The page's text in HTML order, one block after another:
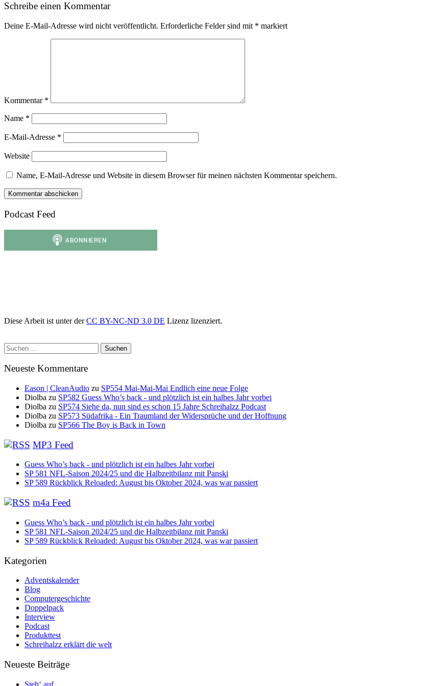
Schreibe einen Kommentar
Deine E-Mail-Adresse wird nicht veröffentlicht. Erforderliche Felder sind mit * markiert
Kommentar *
Name *
E-Mail-Adresse *
Website
Name, E-Mail-Adresse und Website in diesem Browser für meinen nächsten Kommentar speichern.
Podcast Feed
Diese Arbeit ist unter derCC BY-NC-ND 3.0 DE Lizenz lizenziert.
Suchen
nach:
Neueste Kommentare
Eason | CleanAudio zu SP554 Mai-Mai-Mai Endlich eine neue Folge
Diolba zu SP582 Guess Who’s back - und plötzlich ist ein halbes Jahr vorbei
Diolba zu SP574 Siehe da, nun sind es schon 15 Jahre Schreihalzz Podcast
Diolba zu SP573 Südafrika - Ein Traumland der Widersprüche und der Hoffnung
Diolba zu SP566 The Boy is Back in Town
MP3 Feed
Guess Who’s back - und plötzlich ist ein halbes Jahr vorbei
SP 581 NFL-Saison 2024/25 und die Halbzeitbilanz mit Panski
SP 589 Rückblick Reloaded: August bis Oktober 2024, was war passiert
m4a Feed
Guess Who’s back - und plötzlich ist ein halbes Jahr vorbei
SP 581 NFL-Saison 2024/25 und die Halbzeitbilanz mit Panski
SP 589 Rückblick Reloaded: August bis Oktober 2024, was war passiert
Kategorien
Adventskalender
Blog
Computergeschichte
Doppelpack
Interview
Podcast
Produkttest
Schreihalzz erklärt die welt
Neueste Beiträge
Steh‘ auf …